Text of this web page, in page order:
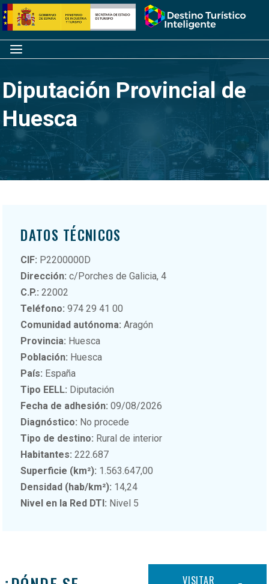
Saltar
al
contenido
Inicio
Menú
Diputación Provincial de
Huesca
DATOS TÉCNICOS
CIF: P2200000D
Dirección: c/Porches de Galicia, 4
C.P.: 22002
Teléfono: 974 29 41 00
Comunidad autónoma: Aragón
Provincia: Huesca
Población: Huesca
País: España
Tipo EELL: Diputación
Fecha de adhesión: 09/08/2026
Diagnóstico: No procede
Tipo de destino: Rural de interior
Habitantes: 222.687
Superficie (km²): 1.563.647,00
Densidad (hab/km²): 14,24
Nivel en la Red DTI: Nivel 5
VISITAR